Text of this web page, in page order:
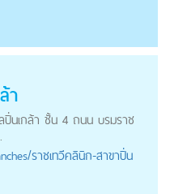
า
ปิ่นเกล้า ชั้น 4 ถนน บรมราช
ราชเทวีคลินิก-สาขาปิ่น